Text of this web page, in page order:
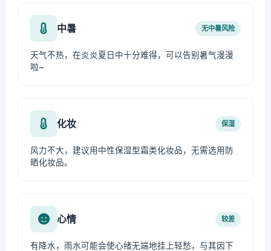
中暑 无中暑风险
天气不热，在炎炎夏日中十分难得，可以告别暑气漫漫
啦~
化妆 保湿
风力不大，建议用中性保湿型霜类化妆品，无需选用防
晒化妆品。
心情 较差
有降水，雨水可能会使心绪无端地挂上轻愁，与其因下